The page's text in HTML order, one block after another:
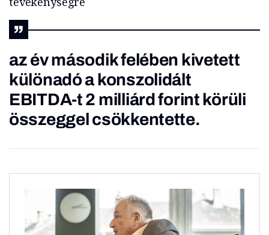
az év második felében kivetett
különadó a konszolidált
EBITDA-t 2 milliárd forint körüli
összeggel csökkentette.